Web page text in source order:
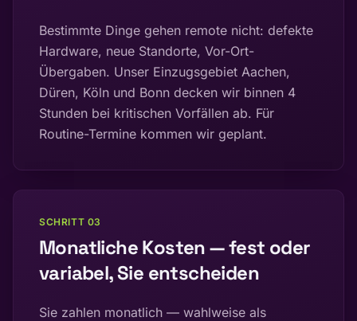
Bestimmte Dinge gehen remote nicht: defekte
Hardware, neue Standorte, Vor-Ort-
Übergaben. Unser Einzugsgebiet Aachen,
Düren, Köln und Bonn decken wir binnen 4
Stunden bei kritischen Vorfällen ab. Für
Routine-Termine kommen wir geplant.
SCHRITT 03
Monatliche Kosten — fest oder
variabel, Sie entscheiden
Sie zahlen monatlich — wahlweise als